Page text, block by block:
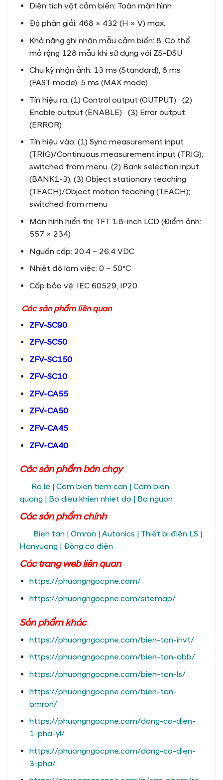
Diện tích vật cảm biến: Toàn màn hình
Độ phân giải: 468 × 432 (H × V) max.
Khả năng ghi nhận mẫu cảm biến: 8. Có thể
mở rộng 128 mẫu khi sử dụng với ZS-DSU
Chu kỳ nhận ảnh: 13 ms (Standard), 8 ms
(FAST mode), 5 ms (MAX mode)
Tín hiệu ra: (1) Control output (OUTPUT) (2)
Enable output (ENABLE) (3) Error output
(ERROR)
Tín hiệu vào: (1) Sync measurement input
(TRIG)/Continuous measurement input (TRIG);
switched from menu. (2) Bank selection input
(BANK1-3). (3) Object stationary teaching
(TEACH)/Object motion teaching (TEACH);
switched from menu
Màn hình hiển thị: TFT 1.8-inch LCD (Điểm ảnh:
557 × 234)
Nguồn cấp: 20.4 ~ 26.4 VDC
Nhiệt độ làm việc: 0 ~ 50°C
Cấp bảo vệ: IEC 60529, IP20
Các sản phẩm liên quan
ZFV-SC90
ZFV-SC50
ZFV-SC150
ZFV-SC10
ZFV-CA55
ZFV-CA50
ZFV-CA45
ZFV-CA40
Các sản phẩm bán chạy
Ro le | Cam bien tiem can | Cam bien
quang | Bo dieu khien nhiet do | Bo nguon
Các sản phẩm chính
Bien tan | Omron | Autonics | Thiết bị điện LS |
Hanyuong | Động cơ điện
Các trangweb liên quan
https://phuongngocpne.com/
https://phuongngocpne.com/sitemap/
Sản phẩm khác
https://phuongngocpne.com/bien-tan-invt/
https://phuongngocpne.com/bien-tan-abb/
https://phuongngocpne.com/bien-tan-ls/
https://phuongngocpne.com/bien-tan-
omron/
https://phuongngocpne.com/dong-co-dien-
1-pha-yl/
https://phuongngocpne.com/dong-co-dien-
3-pha/